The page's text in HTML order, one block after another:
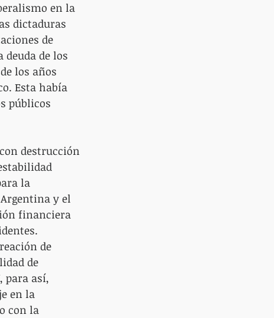
en la
dictaduras
de
de los
los años
Esta había
públicos
destrucción
la
y el
financiera
de
de
para así,
en la
con la